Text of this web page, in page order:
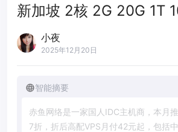
新加坡 2核 2G 20G 1T
小夜
2025年12月20日
智能摘要
赤鱼 网络是一家国 人 IDC主机 商 ， 本 月推
7折 ， 折后高配VPS 月 付42元起 ， 包括中